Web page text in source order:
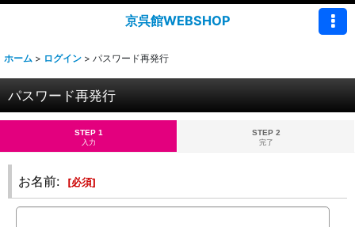
京呉館WEBSHOP
ホーム > ログイン > パスワード再発行
パスワード再発行
STEP 1
入力
STEP 2
完了
お名前: [必須]